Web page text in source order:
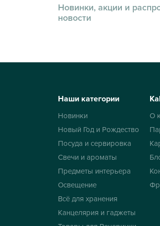
Новинки, акции и
новости
Наши категории
Новинки
Новый Год и Рождество
Посуда и сервировка
Свечи и ароматы
Предметы интерьера
Освещение
Всё для хранения
Канцелярия и гаджеты
О